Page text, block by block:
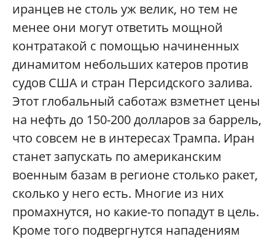
иранцев не столь уж велик, но тем не
менее они могут ответить мощной
контратакой с помощью начиненных
динамитом небольших катеров против
судов США и стран Персидского залива.
Этот глобальный саботаж взметнет цены
на нефть до 150-200 долларов за баррель,
что совсем не в интересах Трампа. Иран
станет запускать по американским
военным базам в регионе столько ракет,
сколько у него есть. Многие из них
промахнутся, но какие-то попадут в цель.
Кроме того подвергнутся нападениям